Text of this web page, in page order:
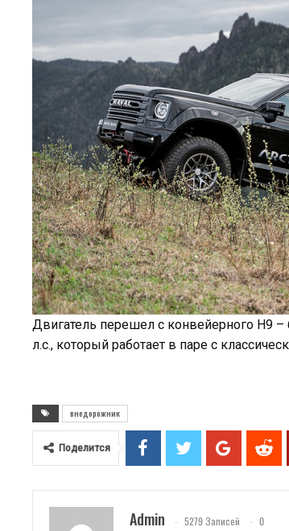
Двигатель перешел с конвейерного H9
л.с., который работает в паре с
внедорожник
Поделится
Admin 5279 Записей
0